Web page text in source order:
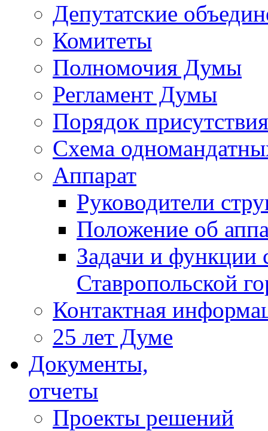
Депутатские
Комитеты
Полномочия Думы
Регламент Думы
Порядок
Схема
Аппарат
Руководители
Положение об
Задачи и функции
Ставропольской
Контактная
25 лет Думе
Документы,
отчеты
Проекты решений